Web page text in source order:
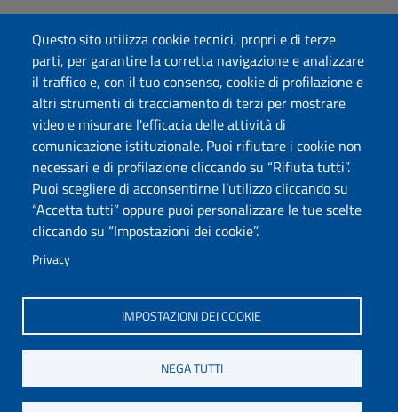
Questo sito utilizza cookie tecnici, propri e di terze
parti, per garantire la corretta navigazione e analizzare
il traffico e, con il tuo consenso, cookie di profilazione e
altri strumenti di tracciamento di terzi per mostrare
video e misurare l'efficacia delle attività di
comunicazione istituzionale. Puoi rifiutare i cookie non
necessari e di profilazione cliccando su “Rifiuta tutti”.
Puoi scegliere di acconsentirne l’utilizzo cliccando su
“Accetta tutti” oppure puoi personalizzare le tue scelte
cliccando su “Impostazioni dei cookie”.
Privacy
IMPOSTAZIONI DEI COOKIE
NEGA TUTTI
Università degli Studi di Sassari
Dipartimento di Scienze chimiche, fisiche, matematiche e
naturali
Via Vienna 2, 07100 Sassari
Tel./Fax: +39 079 229535/+39 079 228625
www.uniss.it
Dichiarazione di accessibilità
Posta elettronica @uniss.it
Protocollo
Seguici su